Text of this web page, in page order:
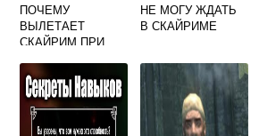
ПОЧЕМУ
ВЫЛЕТАЕТ
СКАЙРИМ ПРИ
КАРТЫ
НЕ МОГУ ЖДАТЬ
В СКАЙРИМЕ